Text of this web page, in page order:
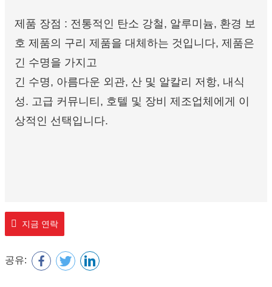
제품 장점 : 전통적인 탄소 강철, 알루미늄, 환경 보
호 제품의 구리 제품을 대체하는 것입니다, 제품은
긴 수명을 가지고
긴 수명, 아름다운 외관, 산 및 알칼리 저항, 내식
성. 고급 커뮤니티, 호텔 및 장비 제조업체에게 이
상적인 선택입니다.
지금 연락
공유: